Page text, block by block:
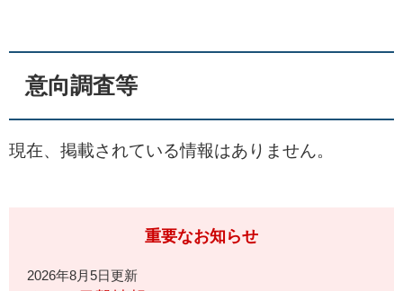
す
し
文
へ
意向調査等
現在、掲載されている情報はありません。
重要なお知らせ
2026年8月5日更新